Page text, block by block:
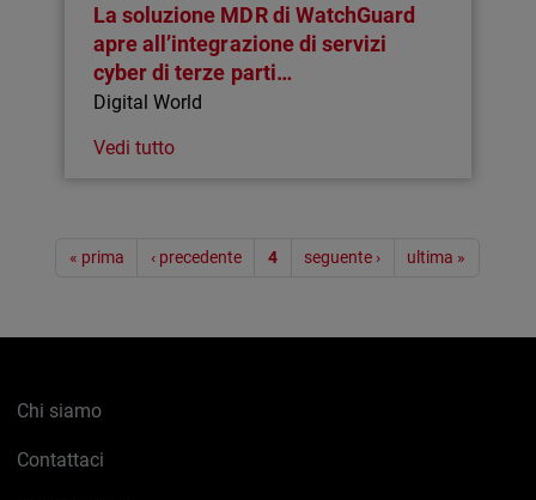
La soluzione MDR di WatchGuard
apre all’integrazione di servizi
cyber di terze parti…
Digital World
Vedi tutto
Paginazione
« prima ‹ precedente 4 seguente › ultima »
Chi siamo
Contattaci